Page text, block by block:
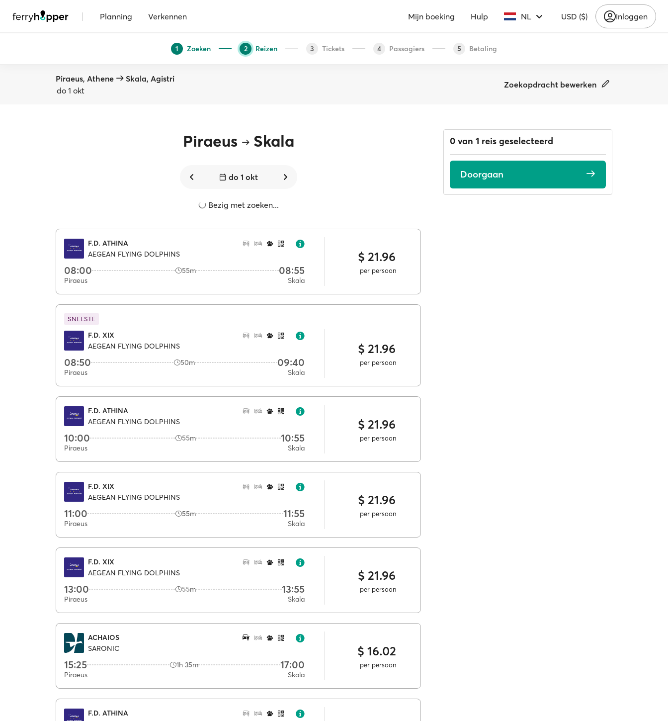
| Planning Verkennen Mijn boeking Hulp NL USD ($) Inloggen
1 Zoeken 2 Reizen 3 Tickets 4 Passagiers 5 Betaling
Piraeus, Athene
Skala, Agistri
do 1 okt
Zoekopdracht bewerken
Piraeus Skala
do 1 okt
Bezig met zoeken...
F.D. ATHINA
AEGEAN FLYING DOLPHINS
08:00 55m 08:55
Piraeus Skala
$ 21.96
per persoon
SNELSTE
F.D. XIX
AEGEAN FLYING DOLPHINS
08:50 50m 09:40
Piraeus Skala
$ 21.96
per persoon
F.D. ATHINA
AEGEAN FLYING DOLPHINS
10:00 55m 10:55
Piraeus Skala
$ 21.96
per persoon
F.D. XIX
AEGEAN FLYING DOLPHINS
11:00 55m 11:55
Piraeus Skala
$ 21.96
per persoon
F.D. XIX
AEGEAN FLYING DOLPHINS
13:00 55m 13:55
Piraeus Skala
$ 21.96
per persoon
ACHAIOS
SARONIC
15:25 1h 35m 17:00
Piraeus Skala
$ 16.02
per persoon
F.D. ATHINA
0 van 1 reis geselecteerd
Doorgaan